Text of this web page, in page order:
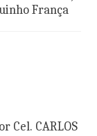
França
Cel. CARLOS